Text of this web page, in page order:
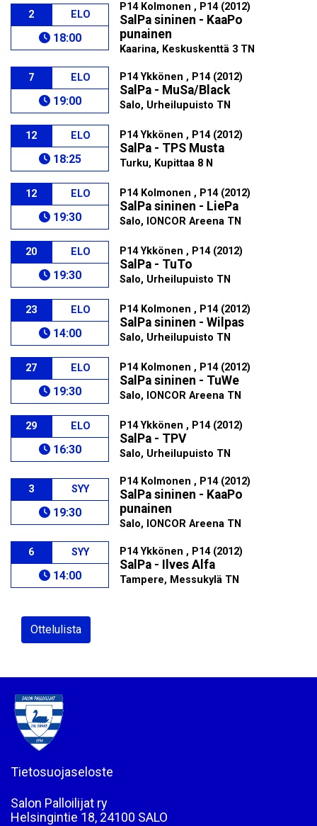
2 ELO
18:00
P14 Kolmonen , P14 (2012)
SalPa sininen - KaaPo
punainen
Kaarina, Keskuskenttä 3 TN
7 ELO
19:00
P14 Ykkönen , P14 (2012)
SalPa - MuSa/Black
Salo, Urheilupuisto TN
12 ELO
18:25
P14 Ykkönen , P14 (2012)
SalPa - TPS Musta
Turku, Kupittaa 8 N
12 ELO
19:30
P14 Kolmonen , P14 (2012)
SalPa sininen - LiePa
Salo, IONCOR Areena TN
20 ELO
19:30
P14 Ykkönen , P14 (2012)
SalPa - TuTo
Salo, Urheilupuisto TN
23 ELO
14:00
P14 Kolmonen , P14 (2012)
SalPa sininen - Wilpas
Salo, Urheilupuisto TN
27 ELO
19:30
P14 Kolmonen , P14 (2012)
SalPa sininen - TuWe
Salo, IONCOR Areena TN
29 ELO
16:30
P14 Ykkönen , P14 (2012)
SalPa - TPV
Salo, Urheilupuisto TN
3 SYY
19:30
P14 Kolmonen , P14 (2012)
SalPa sininen - KaaPo
punainen
Salo, IONCOR Areena TN
6 SYY
14:00
P14 Ykkönen , P14 (2012)
SalPa - Ilves Alfa
Tampere, Messukylä TN
Ottelulista
Tietosuojaseloste
Salon Palloilijat ry
Helsingintie 18, 24100 SALO